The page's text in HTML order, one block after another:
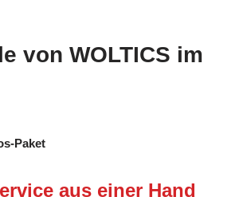
von WOLTICS im
Paket
aus einer Hand